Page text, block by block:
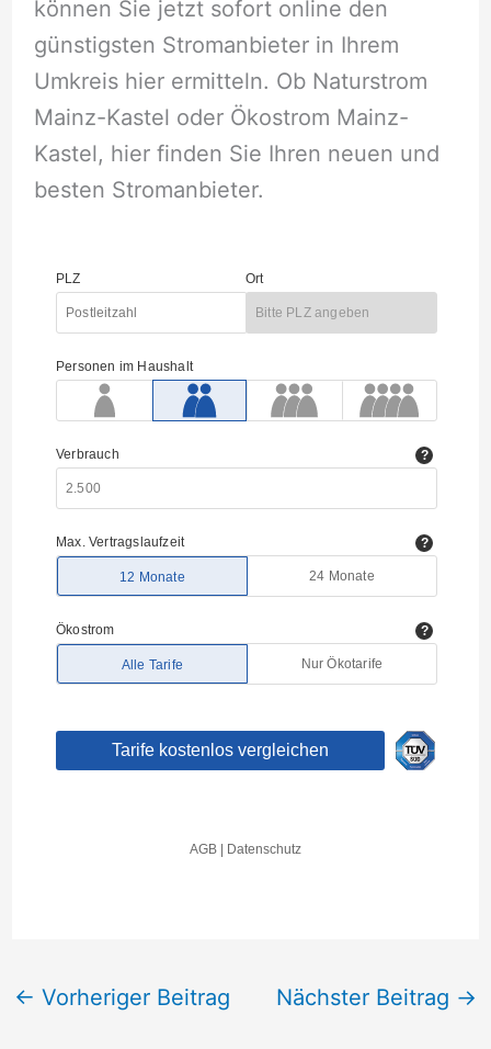
können Sie jetzt sofort online den
günstigsten Stromanbieter in Ihrem
Umkreis hier ermitteln. Ob Naturstrom
Mainz-Kastel oder Ökostrom Mainz-
Kastel, hier finden Sie Ihren neuen und
besten Stromanbieter.
← Vorheriger Beitrag Nächster Beitrag →